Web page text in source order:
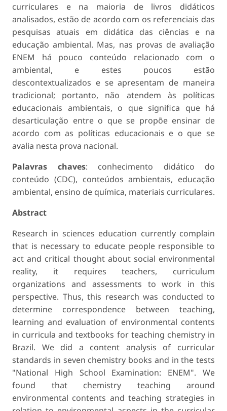
curriculares e na maioria de livros didáticos
analisados, estão de acordo com os referenciais das
pesquisas atuais em didática das ciências e na
educação ambiental. Mas, nas provas de avaliação
ENEM há pouco conteúdo relacionado com o
ambiental, e estes poucos estão
descontextualizados e se apresentam de maneira
tradicional; portanto, não atendem às políticas
educacionais ambientais, o que significa que há
desarticulação entre o que se propõe ensinar de
acordo com as políticas educacionais e o que se
avalia nesta prova nacional.
Palavras chaves: conhecimento didático do
conteúdo (CDC), conteúdos ambientais, educação
ambiental, ensino de química, materiais curriculares.
Abstract
Research in sciences education currently complain
that is necessary to educate people responsible to
act and critical thought about social environmental
reality, it requires teachers, curriculum
organizations and assessments to work in this
perspective. Thus, this research was conducted to
determine correspondence between teaching,
learning and evaluation of environmental contents
in curricula and textbooks for teaching chemistry in
Brazil. We did a content analysis of curricular
standards in seven chemistry books and in the tests
"National High School Examination: ENEM". We
found that chemistry teaching around
environmental contents and teaching strategies in